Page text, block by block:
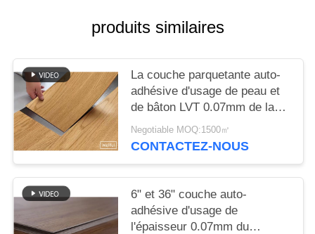
produits similaires
La couche parquetante auto-
adhésive d'usage de peau et
de bâton LVT 0.07mm de la
résistance à l'usure 1.5mm
Negotiable MOQ:1500㎡
CONTACTEZ-NOUS
6" et 36" couche auto-
adhésive d'usage de
l'épaisseur 0.07mm du